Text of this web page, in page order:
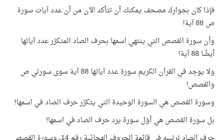
فإذا كان بجوارك مصحف يمكنك أن تتأكد الآن من أن عدد آيات سورة
ص 88 آية!
وأن سورة القصص التي ينتهي اسمها بحرف الصاد المتكرّر عدد آياتها
أيضًا 88 آية!
ولا يوجد في القرآن الكريم سورة عدد آياتها 88 آية سوى سورتي ص
والقصص!
وسورة القصص هي السورة الوحيدة التي يتكرّر حرف الصاد في اسمها!
بل سورة القصص هي أوّل سورة يرد حرف الصاد في اسمها!